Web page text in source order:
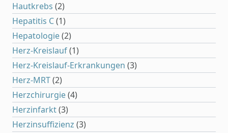
Hautkrebs (2)
Hepatitis C(1)
Hepatologie(2)
Herz-Kreislauf(1)
Herz-Kreislauf-Erkrankungen (3)
Herz-MRT(2)
Herzchirurgie(4)
Herzinfarkt(3)
Herzinsuffizienz (3)